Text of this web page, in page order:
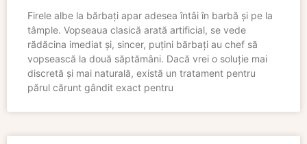
Firele albe la bărbați apar adesea întâi în barbă și pe la
tâmple. Vopseaua clasică arată artificial, se vede
rădăcina imediat și, sincer, puțini bărbați au chef să
vopsească la două săptămâni. Dacă vrei o soluție mai
discretă și mai naturală, există un tratament pentru
părul cărunt gândit exact pentru